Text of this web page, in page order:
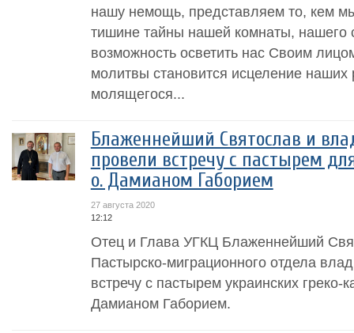
нашу немощь, представляем то, кем
тишине тайны нашей комнаты, нашего
возможность осветить нас Своим
молитвы становится исцеление наших
молящегося...
Блаженнейший Святослав и
провели встречу с пастырем
о. Дамианом Габорием
27 августа 2020
12:12
Отец и Глава УГКЦ Блаженнейший
Пастырско-миграционного отдела
встречу с пастырем украинских греко-
Дамианом Габорием.